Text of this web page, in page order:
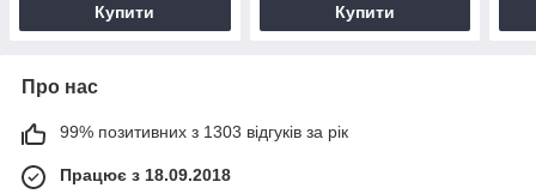
Купити Купити
Про нас
99% позитивних з 1303 відгуків за рік
Працює з 18.09.2018